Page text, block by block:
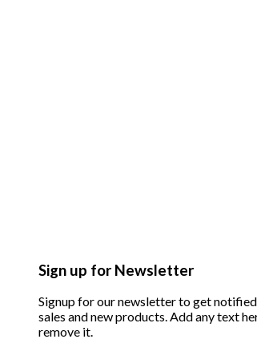
Sign up for Newsletter
Signup for our newsletter to get
sales and new products. Add any text
remove it.